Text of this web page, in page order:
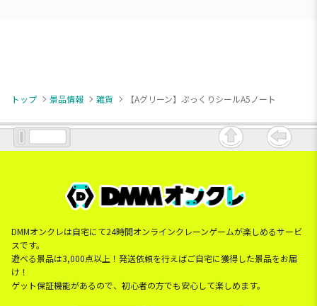
トップ 景品情報 雑貨 【Aグリーン】ぷっくりシールA5ノート
DMMオンクレは自宅にて24時間オンラインクレーンゲームが楽しめるサービ
スです。
遊べる景品は3,000点以上！発送依頼を行えばご自宅に獲得した景品をお届
け！
ゲット保証機能があるので、初心者の方でも安心して楽しめます。